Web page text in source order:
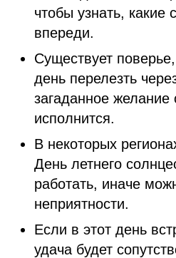
чтобы узнать, какие
впереди.
Существует
день перелезть
загаданное желание
исполнится.
В некоторых
День летнего
работать, иначе
неприятности.
Если в этот день
удача будет